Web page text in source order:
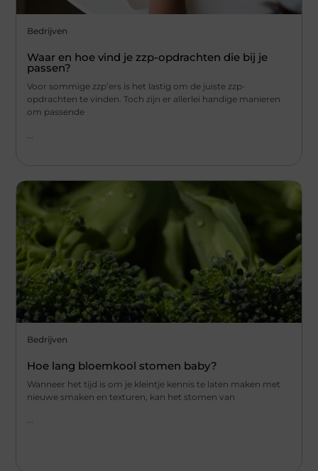
Bedrijven
Waar en hoe vind je zzp-opdrachten die bij je
passen?
Voor sommige zzp’ers is het lastig om de juiste zzp-
opdrachten te vinden. Toch zijn er allerlei handige manieren
om passende
Bedrijven
Hoe lang bloemkool stomen baby?
Wanneer het tijd is om je kleintje kennis te laten⁢ maken met
nieuwe ‌smaken⁤ en ​texturen,‌ kan het stomen ⁤van